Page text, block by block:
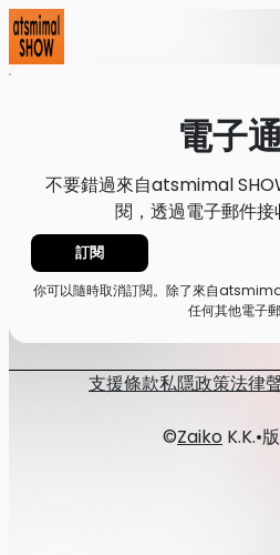
首頁
電子
不要錯過來自atsmimal
閱，透過電子郵件接
訂閱
你可以隨時取消訂閱。除了來自
任何其他電子郵
支援條款私隱政策法律
©Zaiko K.K.•